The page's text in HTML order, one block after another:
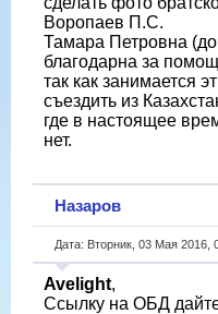
Воропаев П.С.
Тамара Петровна
благодарна за
так как занимается
съездить из
где в настоящее
нет.
Назаров
Дата: Вторник, 03 Мая 2016,
Avelight,
Ссылку на ОБД